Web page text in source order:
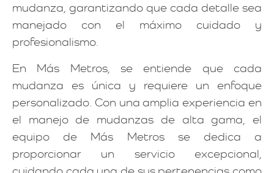
mudanza, garantizando que cada detalle sea
manejado con el máximo cuidado y
profesionalismo.
En Más Metros, se entiende que cada
mudanza es única y requiere un enfoque
personalizado. Con una amplia experiencia en
el manejo de mudanzas de alta gama, el
equipo de Más Metros se dedica a
proporcionar un servicio excepcional,